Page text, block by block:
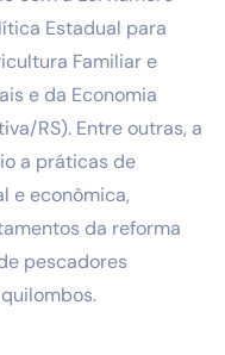
Estadual para
Familiar e
e da Economia
RS). Entre outras, a
a práticas de
e econômica,
da reforma
pescadores